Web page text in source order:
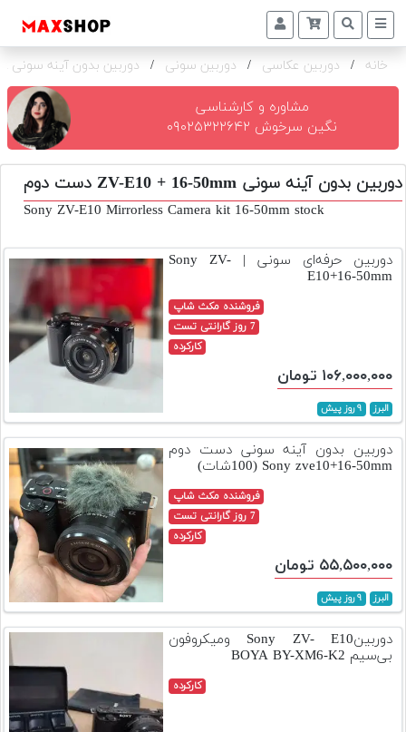
دوربین
و
تجهیزات
و
اکسسوری
دوم
دوربین
و
تجهیزات
مکث
دوم
لیست
قیمت
دوربین
خانه / دوربین عکاسی / دوربین سونی / دوربین بدون آینه سونی ZV-E10 + 16-50mm
مشاوره و کارشناسی
نگین سرخوش ۰۹۰۲۵۳۲۲۶۴۲
دوربین بدون آینه سونی ZV-E10 + 16-50mm دست دوم
Sony ZV-E10 Mirrorless Camera kit 16-50mm stock
دوربین حرفه‌ای سونی | Sony ZV-
E10+16-50mm
فروشنده مکث شاپ
7 روز گارانتی تست
کارکرده
۱۰۶,۰۰۰,۰۰۰ تومان
البرز ۹ روز پیش
دوربین بدون آینه سونی دست دوم
Sony zve10+16-50mm (100شات)
فروشنده مکث شاپ
7 روز گارانتی تست
کارکرده
۵۵,۵۰۰,۰۰۰ تومان
البرز ۹ روز پیش
دوربینSony ZV- E10 ومیکروفون
بی‌سیم BOYA BY-XM6-K2
کارکرده